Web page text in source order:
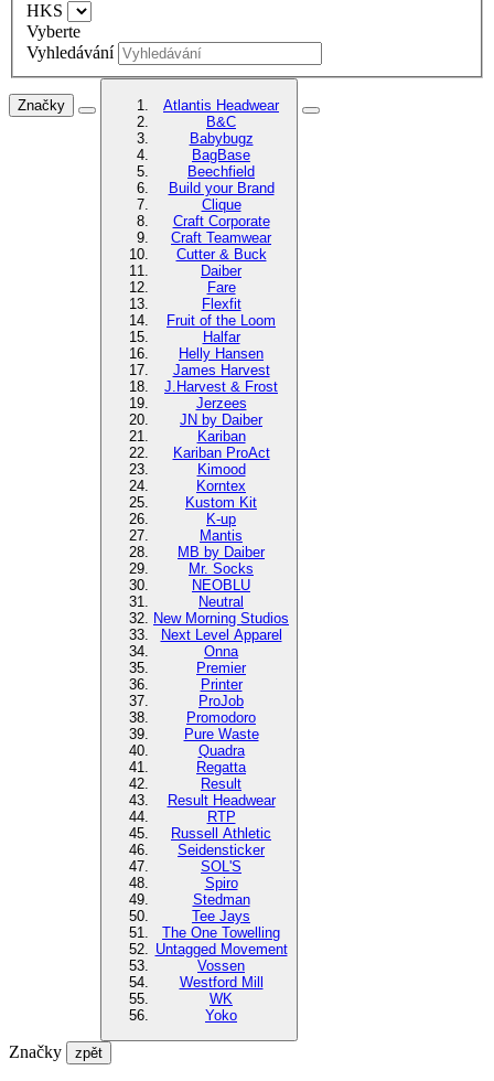
HKS
Vyberte
Vyhledávání
Značky
Atlantis Headwear
B&C
Babybugz
BagBase
Beechfield
Build your Brand
Clique
Craft Corporate
Craft Teamwear
Cutter & Buck
Daiber
Fare
Flexfit
Fruit of the Loom
Halfar
Helly Hansen
James Harvest
J.Harvest & Frost
Jerzees
JN by Daiber
Kariban
Kariban ProAct
Kimood
Korntex
Kustom Kit
K-up
Mantis
MB by Daiber
Mr. Socks
NEOBLU
Neutral
New Morning Studios
Next Level Apparel
Onna
Premier
Printer
ProJob
Promodoro
Pure Waste
Quadra
Regatta
Result
Result Headwear
RTP
Russell Athletic
Seidensticker
SOL'S
Spiro
Stedman
Tee Jays
The One Towelling
Untagged Movement
Vossen
Westford Mill
WK
Yoko
Značky zpět